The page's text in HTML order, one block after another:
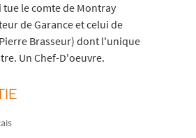
le comte de Montray
de Garance et celui de
Brasseur) dont l'unique
Un Chef-D'oeuvre.